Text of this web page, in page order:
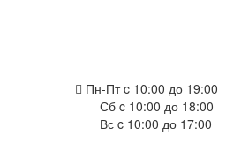
Пн-Пт c 10:00 до 19:00
Сб c 10:00 до 18:00
Вс c 10:00 до 17:00